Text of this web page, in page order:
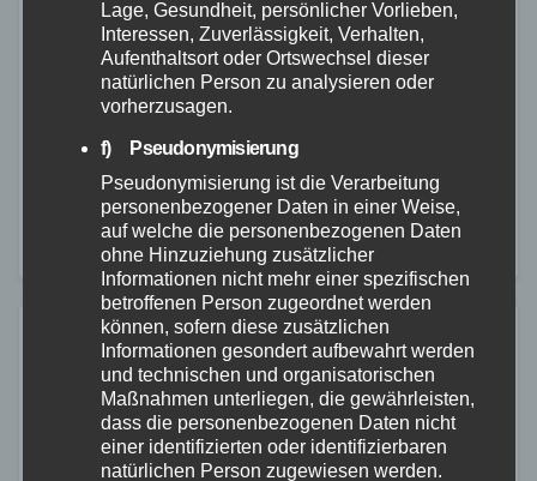
Görgeshausen
30. DEZ. 2022
Am 29.12.2022 um 17:50 Uhr kam es im
Einmündungsbereich der L 325 zur L 318 in
Görgeshausen zu einem Verkehrsunfall mit zwei
verletzten Personen. Der 45-jährige
unfallverursachende PKW-Fahrer befuhr die…
Lage, Gesundheit, persönlicher Vorlieben,
Interessen, Zuverlässigkeit, Verhalten,
Aufenthaltsort oder Ortswechsel dieser
natürlichen Person zu analysieren oder
vorherzusagen.
f) Pseudonymisierung
Pseudonymisierung ist die Verarbeitung
personenbezogener Daten in einer Weise,
auf welche die personenbezogenen Daten
ohne Hinzuziehung zusätzlicher
Informationen nicht mehr einer spezifischen
betroffenen Person zugeordnet werden
können, sofern diese zusätzlichen
Informationen gesondert aufbewahrt werden
und technischen und organisatorischen
Maßnahmen unterliegen, die gewährleisten,
dass die personenbezogenen Daten nicht
einer identifizierten oder identifizierbaren
natürlichen Person zugewiesen werden.